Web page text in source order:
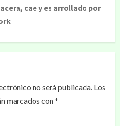
cae y es arrollado por
no será publicada. Los
marcados con*